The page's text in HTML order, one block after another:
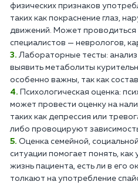
физических признаков
таких как покраснение глаз,
движений. Может проводиться
специалистов — неврологов,
Лабораторные тесты:
выявить метаболиты
особенно важны, так как
Психологическая оценка:
может провести оценку на
таких как депрессия или
либо провоцируют
Оценка семейной,
ситуации помогает понять,
жизнь пациента, есть ли в его
толкают на употребление